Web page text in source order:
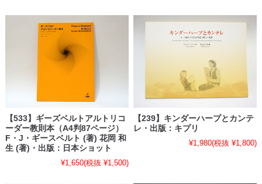
【533】ギーズベルトアルトリコ
ーダー教則本（A4判87ページ）
F・J・ギースベルト (著) 花岡 和
生 (著)・出版：日本ショット
¥1,650(税抜 ¥1,500)
【239】キンダーハープとカンテ
レ・出版：キプリ
¥1,980(税抜 ¥1,800)